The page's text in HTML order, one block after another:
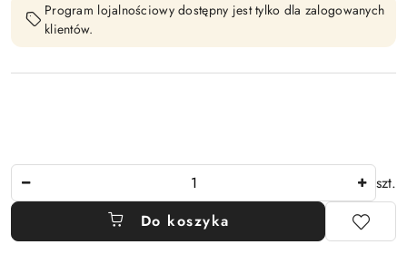
Program lojalnościowy dostępny jest tylko dla zalogowanych
klientów.
szt.
Do koszyka